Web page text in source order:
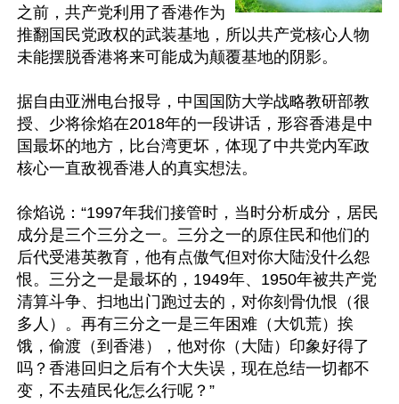
之前，共产党利用了香港作为
推翻国民党政权的武装基地，所以共产党核心人物
未能摆脱香港将来可能成为颠覆基地的阴影。
据自由亚洲电台报导，中国国防大学战略教研部教
授、少将徐焰在2018年的一段讲话，形容香港是中
国最坏的地方，比台湾更坏，体现了中共党内军政
核心一直敌视香港人的真实想法。
徐焰说：“1997年我们接管时，当时分析成分，居民
成分是三个三分之一。三分之一的原住民和他们的
后代受港英教育，他有点傲气但对你大陆没什么怨
恨。三分之一是最坏的，1949年、1950年被共产党
清算斗争、扫地出门跑过去的，对你刻骨仇恨（很
多人）。再有三分之一是三年困难（大饥荒）挨
饿，偷渡（到香港），他对你（大陆）印象好得了
吗？香港回归之后有个大失误，现在总结一切都不
变，不去殖民化怎么行呢？”